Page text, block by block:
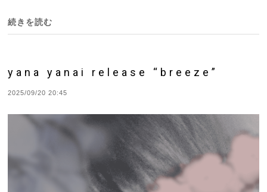
続きを読む
yana yanai release “breeze”
2025/09/20 20:45